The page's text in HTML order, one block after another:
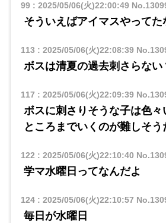
99: 2025/05/06(火)22:00:49
そういえばアイマスやってた
113 : 2025/05/06(火)22:08:39
ボスは清夏の過去刺さらない
117 : 2025/05/06(火)22:09:39
ボスに刺さりそうな子は色々
ところまでいくのが難しそう
122 : 2025/05/06(火)22:10:40
学マ水曜日ってなんだよ
124: 2025/05/06(火)22:10:57
毎日が水曜日